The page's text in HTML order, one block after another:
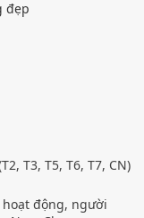
đẹp
T3, T5, T6, T7, CN)
hoạt động, người